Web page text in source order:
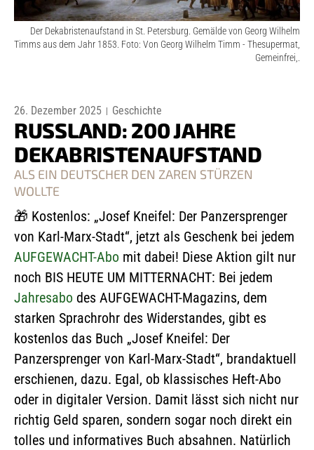
Der Dekabristenaufstand in St. Petersburg. Gemälde von Georg Wilhelm
Timms aus dem Jahr 1853. Foto: Von Georg Wilhelm Timm - Thesupermat,
Gemeinfrei,.
26. Dezember 2025 Geschichte
RUSSLAND: 200 JAHRE
DEKABRISTENAUFSTAND
ALS EIN DEUTSCHER DEN ZAREN STÜRZEN
WOLLTE
🎁 Kostenlos: „Josef Kneifel: Der Panzersprenger
von Karl-Marx-Stadt“, jetzt als Geschenk bei jedem
AUFGEWACHT-Abo mit dabei! Diese Aktion gilt nur
noch BIS HEUTE UM MITTERNACHT: Bei jedem
Jahresabo des AUFGEWACHT-Magazins, dem
starken Sprachrohr des Widerstandes, gibt es
kostenlos das Buch „Josef Kneifel: Der
Panzersprenger von Karl-Marx-Stadt“, brandaktuell
erschienen, dazu. Egal, ob klassisches Heft-Abo
oder in digitaler Version. Damit lässt sich nicht nur
richtig Geld sparen, sondern sogar noch direkt ein
tolles und informatives Buch absahnen. Natürlich